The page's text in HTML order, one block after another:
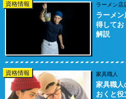
資格情報 ラーメン店
ラーメン
得してお
解説
資格情報 家具職人
家具職人
おくと役